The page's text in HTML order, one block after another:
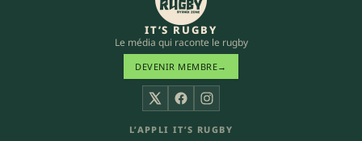
IT’S RUGBY
Le média qui raconte le rugby
DEVENIR MEMBRE→
X FacebookInstagram
L’APPLI IT’S RUGBY